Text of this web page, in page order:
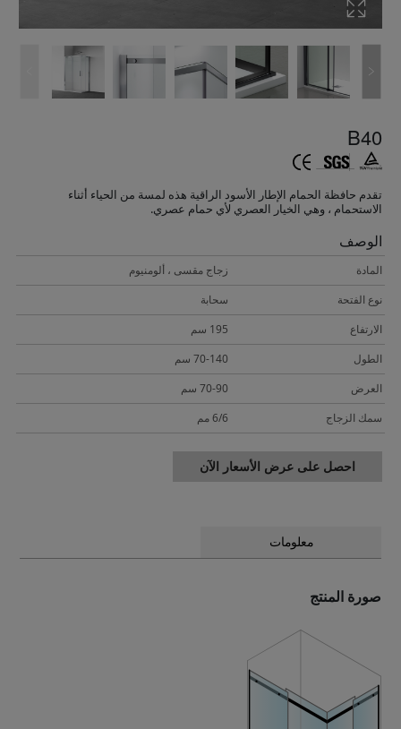
B40
تقدم حافظة الحمام الإطار الأسود الراقية هذه لمسة من الحياء أثناء
الاستحمام ، وهي الخيار العصري لأي حمام عصري.
الوصف
المادة
زجاج مقسى ، ألومنيوم
نوع الفتحة
سحابة
الارتفاع
195 سم
الطول
70-140 سم
العرض
70-90 سم
سمك الزجاج
6/6 مم
احصل على عرض الأسعار الآن
معلومات
صورة المنتج